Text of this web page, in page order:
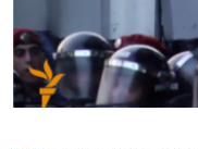
КРЫМ.НЕПОКОРЕННЫЙ
ELIFBE